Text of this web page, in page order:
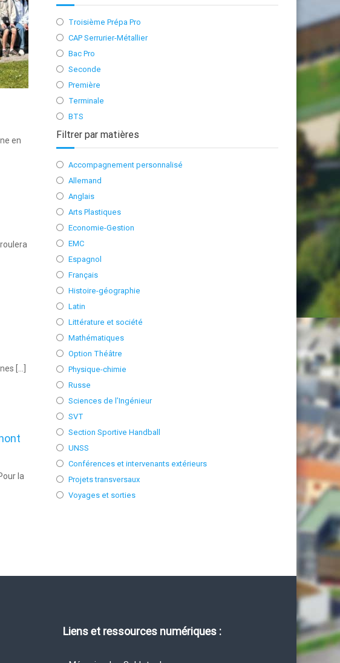
en
[…]
la
Troisième Prépa Pro
CAP Serrurier-Métallier
Bac Pro
Seconde
Première
Terminale
BTS
Filtrer par matières
Accompagnement personnalisé
Allemand
Anglais
Arts Plastiques
Economie-Gestion
EMC
Espagnol
Français
Histoire-géographie
Latin
Littérature et société
Mathématiques
Option Théâtre
Physique-chimie
Russe
Sciences de l’Ingénieur
SVT
Section Sportive Handball
UNSS
Conférences et intervenants extérieurs
Projets transversaux
Voyages et sorties
Liens et ressources numériques :